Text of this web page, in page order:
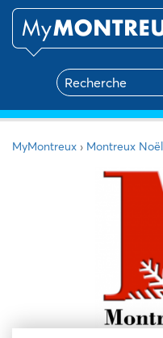
MyMontreux › Montreux Noël